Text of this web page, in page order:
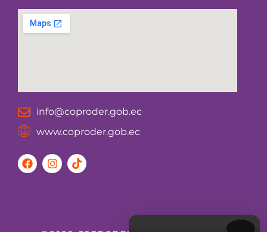
info@coproder.gob.ec
www.coproder.gob.ec
F
a
I
n
T
i